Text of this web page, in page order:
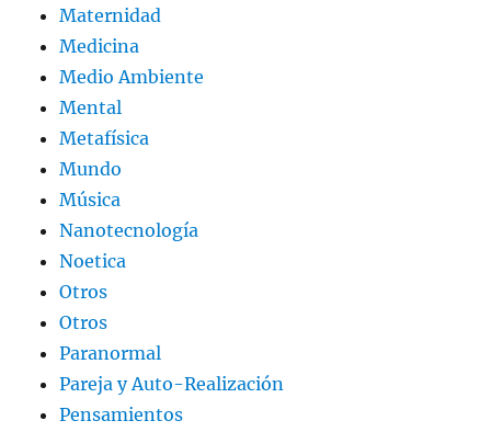
Maternidad
Medicina
Medio Ambiente
Mental
Metafísica
Mundo
Música
Nanotecnología
Noetica
Otros
Otros
Paranormal
Pareja y Auto-Realización
Pensamientos